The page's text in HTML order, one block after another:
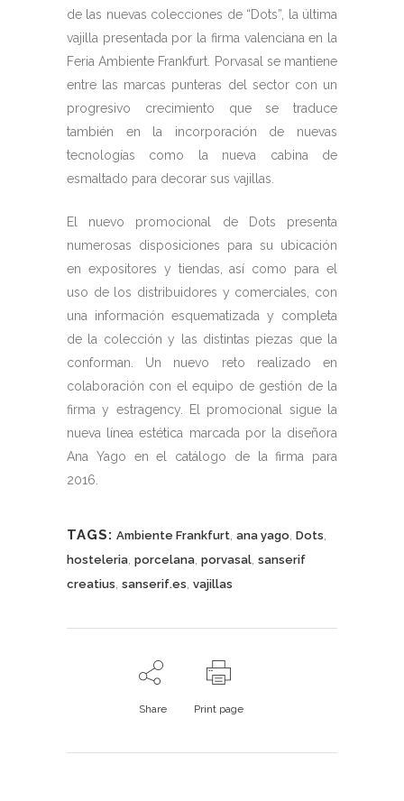
de las nuevas colecciones de “Dots”, la última
vajilla presentada por la firma valenciana en la
Feria Ambiente Frankfurt. Porvasal se mantiene
entre las marcas punteras del sector con un
progresivo crecimiento que se traduce
también en la incorporación de nuevas
tecnologías como la nueva cabina de
esmaltado para decorar sus vajillas.
El nuevo promocional de Dots presenta
numerosas disposiciones para su ubicación
en expositores y tiendas, así como para el
uso de los distribuidores y comerciales, con
una información esquematizada y completa
de la colección y las distintas piezas que la
conforman. Un nuevo reto realizado en
colaboración con el equipo de gestión de la
firma y estragency. El promocional sigue la
nueva línea estética marcada por la diseñora
Ana Yago en el catálogo de la firma para
2016.
TAGS: Ambiente Frankfurt ana yago Dots
hosteleria porcelana porvasal sanserif
creatius sanserif.es vajillas
Share Print page